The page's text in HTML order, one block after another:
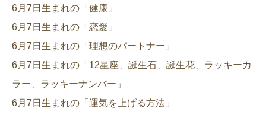
6月7日生まれの「健康」
6月7日生まれの「恋愛」
6月7日生まれの「理想のパートナー」
6月7日生まれの「12星座、誕生石、誕生花、ラッキーカ
ラー、ラッキーナンバー」
6月7日生まれの「運気を上げる方法」